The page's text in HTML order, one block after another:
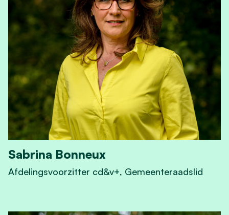
Sabrina Bonneux
Afdelingsvoorzitter cd&v+, Gemeenteraadslid